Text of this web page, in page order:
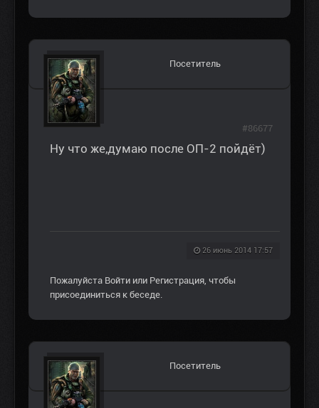
Посетитель
Ну что же,думаю после ОП-2 пойдёт)
26 июнь 2014 17:57
#86677
Пожалуйста Войти или Регистрация, чтобы
присоединиться к беседе.
Посетитель